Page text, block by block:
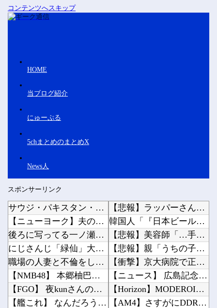
コンテンツへスキップ
HOME
当ブログ紹介
にゅーぷる
5chまとめのまとめX
News人
スポンサーリンク
サウジ・パキスタン・トルコ3カ国が共同防衛協定締結…「イスラム版NATO」指摘も！
【ニューヨーク】夫の股間を触る女にブチギレる妻
後ろに写ってる一ノ瀬美空ちゃんがヤバすぎるｗ【乃木坂46】
にじさんじ「緑仙」大炎上！上から目線で圧が強い返信「もうすでに歌ってる」埋もれてる曲を救い...
職場の人妻と不倫をして、ついに、、、
【NMB48】 本郷柚巴の写真集がすごいことになってる
【FGO】 夜kunさんのモルガンイラスト！！ 蝶の羽好きです！
【艦これ】 なんだろう、なんか火力足りんのよな
【悲報】ラッパーさん、札束披露するもネット民から新社会人の初ボーナスくらいしかないと笑われ...
韓国人「『日本ビールは絶対に飲まない！』と大騒ぎしていた時代が完全に終わってしまった理由が...
【悲報】美容師「…手は尽くしました」陰キャ女さん「…ﾋｭｯ」ｗｗｗｗｗｗｗｗｗｗ他
【悲報】親「うちの子にはゲームは買い与えません。本だけで十分」→結果ｗｗｗ他
【衝撃】京大病院で正常な脳組織を誤摘出された50代女性、手足も動かせず自発呼吸もできない重...
【ニュース】 広島記念公園を追い出された左翼さん、流石にキモすぎて炎上他
【Horizon】MODEROID「スロータースパイン」プラモデル【本日発売】他
【AM4】さすがにDDR5へ乗り換えるタイミング逃し感が半端ない他